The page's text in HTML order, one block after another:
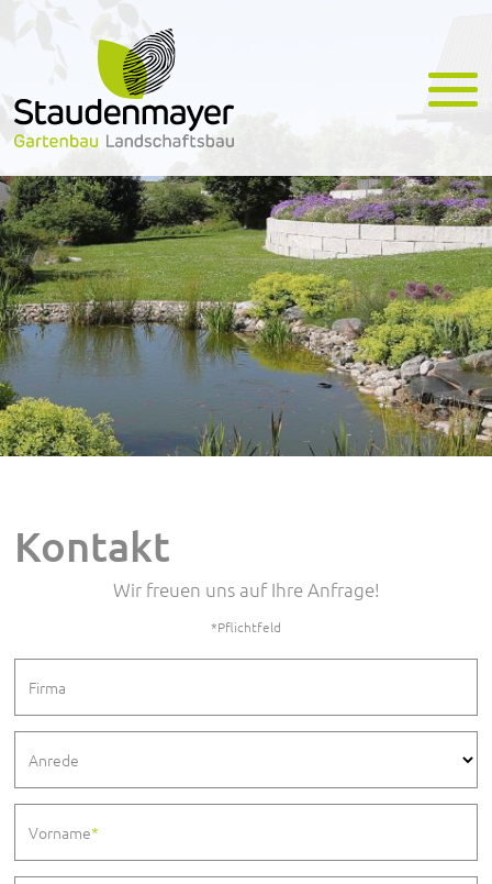
Kontakt
Wir freuen uns auf Ihre Anfrage!
*Pflichtfeld
Firma
Anrede
Vorname*